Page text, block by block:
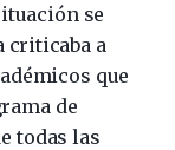
se
criticaba a
que
de
todas las